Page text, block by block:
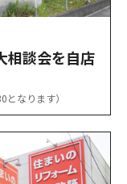
相談会を自店
なります）